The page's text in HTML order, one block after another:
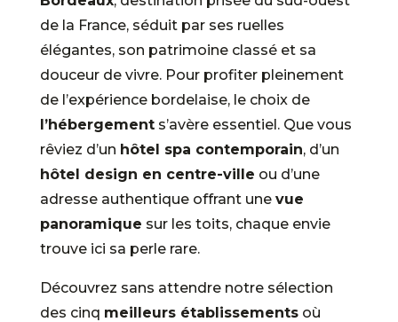
de la France, séduit par ses ruelles
élégantes, son patrimoine classé et sa
douceur de vivre. Pour profiter pleinement
de l’expérience bordelaise, le choix de
l’hébergements’avère essentiel. Que vous
rêviez d’un hôtel spa contemporain, d’un
hôtel design en centre-ville ou d’une
adresse authentique offrant une vue
panoramique sur les toits, chaque envie
trouve ici sa perle rare.
Découvrez sans attendre notre sélection
des cinq meilleurs établissementsoù